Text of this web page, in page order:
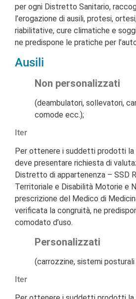
per ogni Distretto Sanitario,
l’erogazione di ausili, protesi,
riabilitative, cure climatiche e
ne predispone le pratiche per
Ausili
Non personalizzati
(deambulatori, sollevatori,
comode ecc.);
Iter
Per ottenere i suddetti prodotti la
deve presentare richiesta di
Distretto di appartenenza – SSD
Territoriale e Disabilità Motorie e
prescrizione del Medico di
verificata la congruità, ne
comodato d’uso.
Personalizzati
(carrozzine, sistemi
Iter